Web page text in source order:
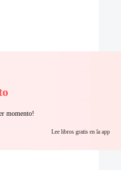
momento!
Lee libros gratis en la app